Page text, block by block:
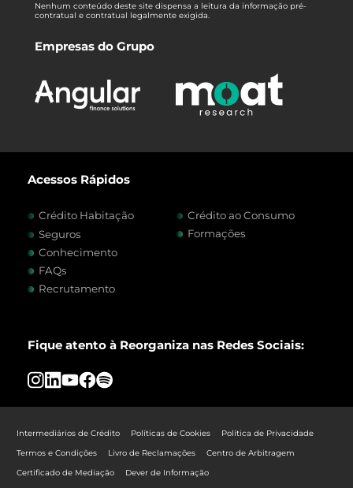
Nenhum conteúdo deste site dispensa a leitura da informação pré-
contratual e contratual legalmente exigida.
Empresas do Grupo
Acessos Rápidos
Crédito Habitação
Crédito ao Consumo
Seguros
Formações
Conhecimento
FAQs
Recrutamento
Fique atento à Reorganiza nas Redes Sociais:
Intermediários de Crédito Políticas de Cookies
Política de Privacidade
Termos e Condições
Livro de Reclamações
Centro de Arbitragem
Certificado de Mediação
Dever de Informação